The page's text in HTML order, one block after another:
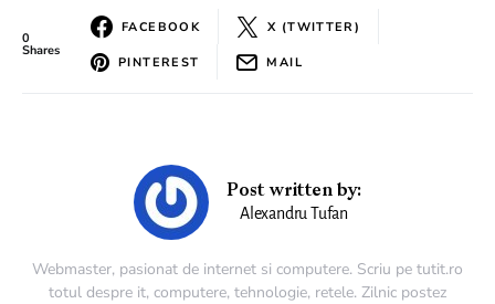
0
Shares
FACEBOOK X (TWITTER)
PINTEREST MAIL
Post written by:
Alexandru Tufan
Webmaster, pasionat de internet si computere. Scriu pe tutit.ro
totul despre it, computere, tehnologie, retele. Zilnic postez